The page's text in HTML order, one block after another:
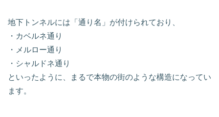
地下トンネルには「通り名」が付けられており、
・カベルネ通り
・メルロー通り
・シャルドネ通り
といったように、まるで本物の街のような構造になってい
ます。